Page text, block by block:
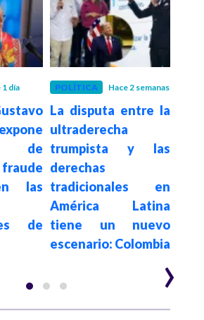
1 día
de
las
de
POLÍTICA Hace 2 semanas
La disputa entre la
ultraderecha
trumpista y las
derechas
tradicionales en
América Latina
tiene un nuevo
escenario: Colombia›